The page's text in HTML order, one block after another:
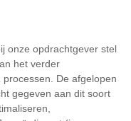
onze opdrachtgever stel
het verder
De afgelopen
gegeven aan dit soort